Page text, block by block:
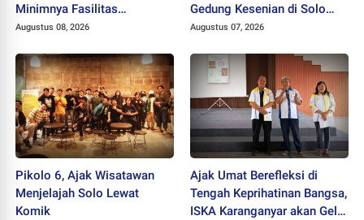
Minimnya Fasilitas
Kesehatan Kawasan Jeruk
Augustus 08, 2026
Gedung Kesenian di Solo
Sangat Mendesak
Augustus 07, 2026
Pikolo 6, Ajak Wisatawan
Menjelajah Solo Lewat
Komik
Ajak Umat Berefleksi di
Tengah Keprihatinan Bangsa,
ISKA Karanganyar akan Gelar